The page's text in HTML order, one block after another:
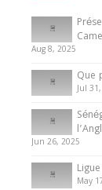
Tout ce
d’Afrique
10 May 2024
Internationales
du
8 August 2025
Aug 8, 2025
Que
Jul
Jun 26, 2025
May